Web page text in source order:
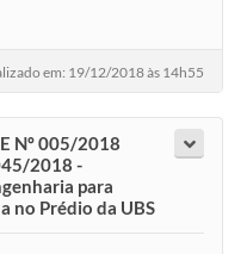
em: 19/12/2018 às 14h55
Nº 005/2018
2018 -
para
no Prédio da UBS